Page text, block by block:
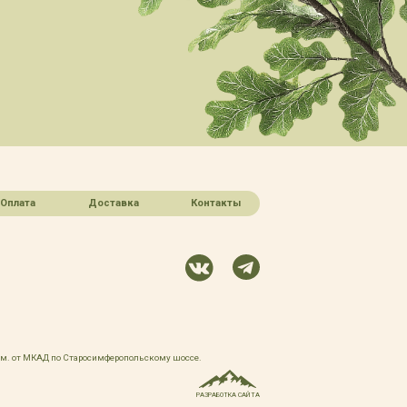
Оплата Доставка Контакты
от МКАД по Старосимферопольскому шоссе.
РАЗРАБОТКА САЙТА